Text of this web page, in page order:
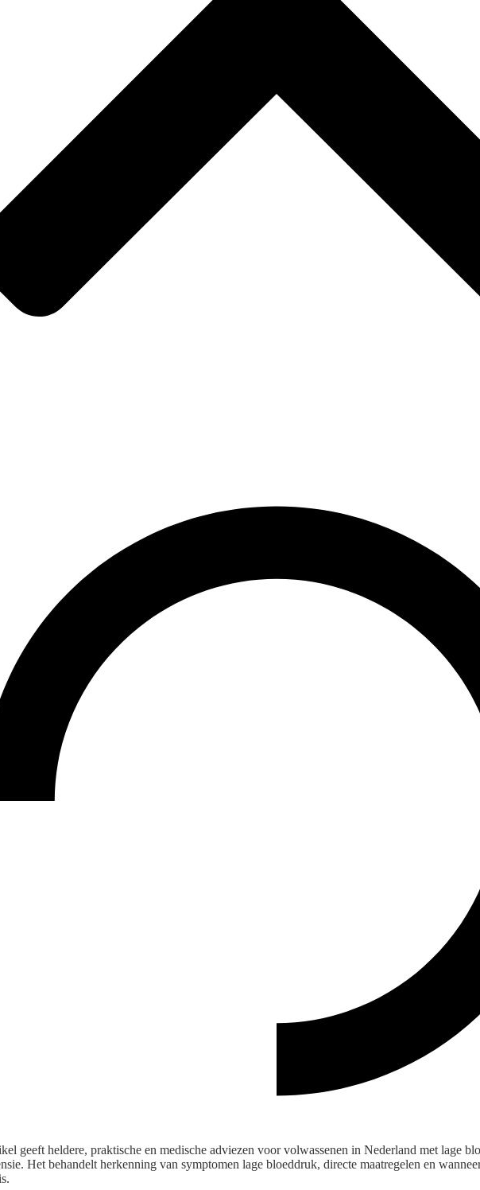
geeft heldere, praktische en medische adviezen voor volwassenen in Nederland met lage
Het behandelt herkenning van symptomen lage bloeddruk, directe maatregelen en